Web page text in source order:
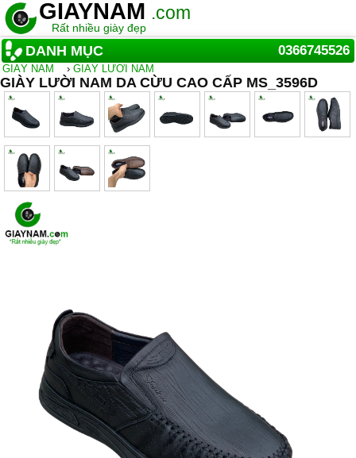
GIAYNAM .com
Rất nhiều giày đẹp
DANH MỤC 0366745526
GIẦY NAM › GIÀY LƯỜI NAM
GIÀY LƯỜI NAM DA CỪU CAO CẤP MS_3596D